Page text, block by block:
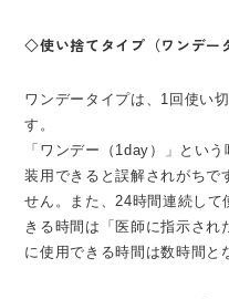
◇使い捨てタイプ（ワンデー
ワンデータイプは、1回使い
す。
「ワンデー（1day）」とい
装用できると誤解されがちで
せん。また、24時間連続し
きる時間は「医師に指示され
に使用できる時間は数時間と